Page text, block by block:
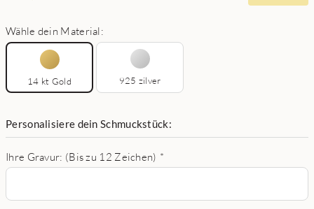
Wähle dein Material:
14 kt Gold 925 zilver
Personalisiere dein Schmuckstück:
Ihre Gravur: (Bis zu 12 Zeichen) *